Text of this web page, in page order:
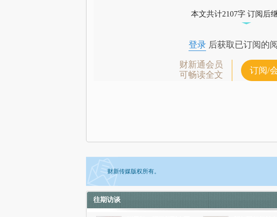
本文共计2107字 订阅后
登录后获取已订阅的
财新通会员
可畅读全文
订阅/
财新传媒版权所有。
如需刊登转载请点击右侧按钮，提交相关信息。经确认即可刊登转
往期访谈